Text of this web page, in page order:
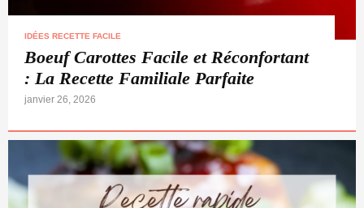
IDÉES RECETTE FACILE
Boeuf Carottes Facile et Réconfortant
: La Recette Familiale Parfaite
janvier 26, 2026